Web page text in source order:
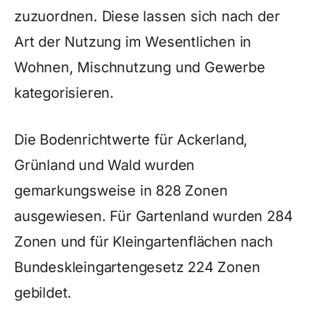
zuzuordnen. Diese lassen sich nach der
Art der Nutzung im Wesentlichen in
Wohnen, Mischnutzung und Gewerbe
kategorisieren.
Die Bodenrichtwerte für Ackerland,
Grünland und Wald wurden
gemarkungsweise in 828 Zonen
ausgewiesen. Für Gartenland wurden 284
Zonen und für Kleingartenflächen nach
Bundeskleingartengesetz 224 Zonen
gebildet.